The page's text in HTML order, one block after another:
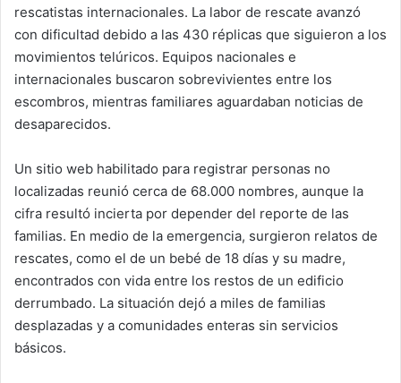
rescatistas internacionales. La labor de rescate avanzó
con dificultad debido a las 430 réplicas que siguieron a los
movimientos telúricos. Equipos nacionales e
internacionales buscaron sobrevivientes entre los
escombros, mientras familiares aguardaban noticias de
desaparecidos.
Un sitio web habilitado para registrar personas no
localizadas reunió cerca de 68.000 nombres, aunque la
cifra resultó incierta por depender del reporte de las
familias. En medio de la emergencia, surgieron relatos de
rescates, como el de un bebé de 18 días y su madre,
encontrados con vida entre los restos de un edificio
derrumbado. La situación dejó a miles de familias
desplazadas y a comunidades enteras sin servicios
básicos.